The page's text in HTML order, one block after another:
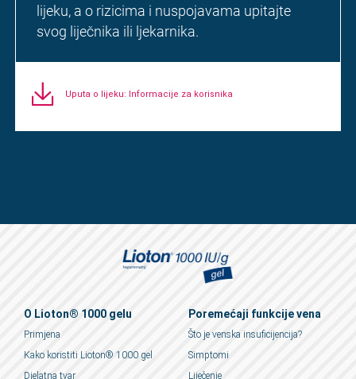
lijeku, a o rizicima i nuspojavama upitajte
svog liječnika ili ljekarnika.
Uputa o lijeku: Informacije za korisnika
O Lioton® 1000 gelu
Primjena
Kako koristiti Lioton® 1000 gel
Djelatna tvar
Poremećaji funkcije vena
Što je venska insuficijencija?
Simptomi
Liječenje